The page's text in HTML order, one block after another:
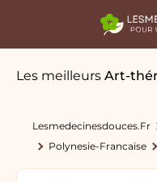
Les meilleurs Art-
Lesmedecinesdouces.fr
Polynesie-Francaise